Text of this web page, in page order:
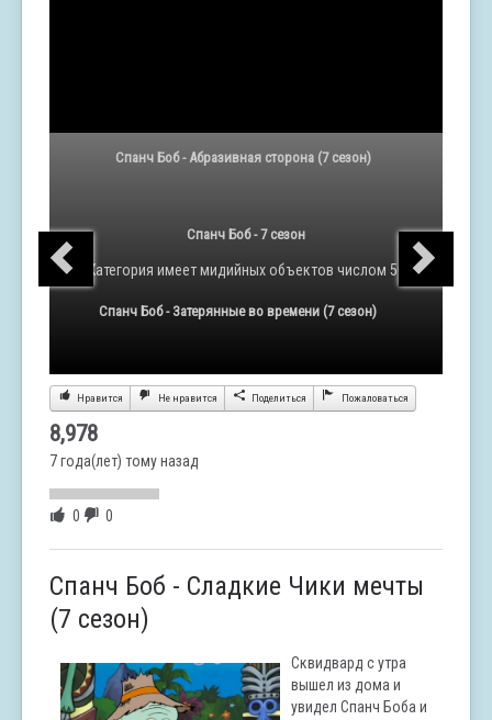
Спанч Боб - Абразивная сторона (7 сезон)
Спанч Боб - 7 сезон
Категория имеет мидийных объектов числом 50
Спанч Боб - Затерянные во времени (7 сезон)
Нравится Не нравится Поделиться Пожаловаться
8,978
7 года(лет) тому назад
0 0
Спанч Боб - Сладкие Чики мечты
(7 сезон)
Сквидвард с утра
вышел из дома и
увидел Спанч Боба и